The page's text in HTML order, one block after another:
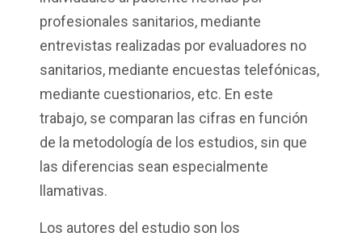
profesionales sanitarios, mediante
entrevistas realizadas por evaluadores no
sanitarios, mediante encuestas telefónicas,
mediante cuestionarios, etc. En este
trabajo, se comparan las cifras en función
de la metodología de los estudios, sin que
las diferencias sean especialmente
llamativas.
Los autores del estudio son los